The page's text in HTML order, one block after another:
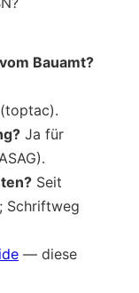
Bauamt?
Ja für
Seit
Schriftweg
— diese